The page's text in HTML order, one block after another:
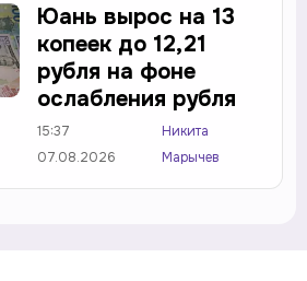
Юань вырос на 13
копеек до 12,21
рубля на фоне
ослабления рубля
15:37
07.08.2026
Никита
Марычев